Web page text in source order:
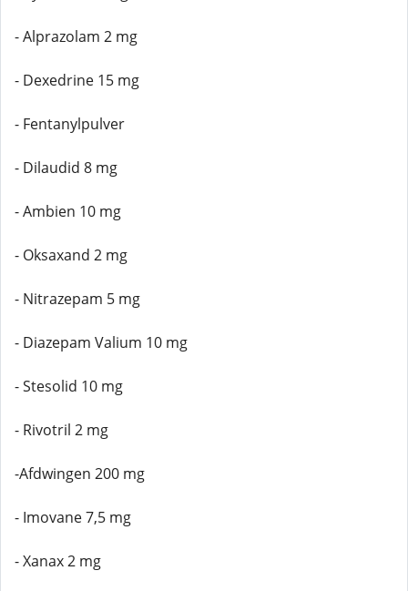
- Alprazolam 2 mg
- Dexedrine 15 mg
- Fentanylpulver
- Dilaudid 8 mg
- Ambien 10 mg
- Oksaxand 2 mg
- Nitrazepam 5 mg
- Diazepam Valium 10 mg
- Stesolid 10 mg
- Rivotril 2 mg
-Afdwingen 200 mg
- Imovane 7,5 mg
- Xanax 2 mg